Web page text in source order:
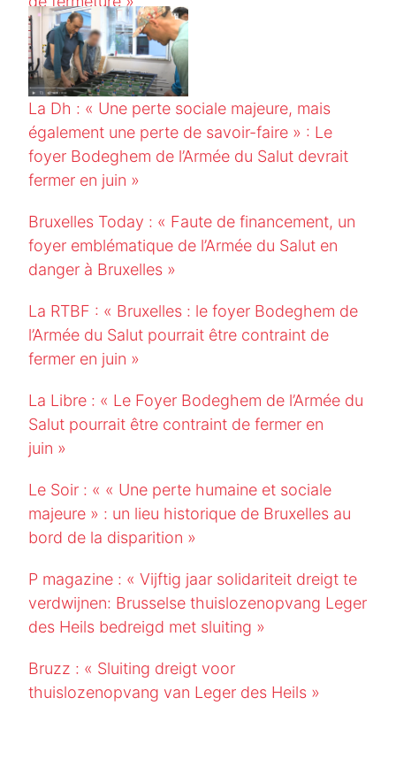
La Dh : « Une perte sociale majeure, mais
également une perte de savoir-faire » : Le
foyer Bodeghem de l’Armée du Salut devrait
fermer en juin »
Bruxelles Today : « Faute de financement, un
foyer emblématique de l’Armée du Salut en
danger à Bruxelles »
La RTBF : « Bruxelles : le foyer Bodeghem de
l’Armée du Salut pourrait être contraint de
fermer en juin »
La Libre : « Le Foyer Bodeghem de l’Armée du
Salut pourrait être contraint de fermer en
juin »
Le Soir : « « Une perte humaine et sociale
majeure » : un lieu historique de Bruxelles au
bord de la disparition »
P magazine : « Vijftig jaar solidariteit dreigt te
verdwijnen: Brusselse thuislozenopvang Leger
des Heils bedreigd met sluiting »
Bruzz : « Sluiting dreigt voor
thuislozenopvang van Leger des Heils »